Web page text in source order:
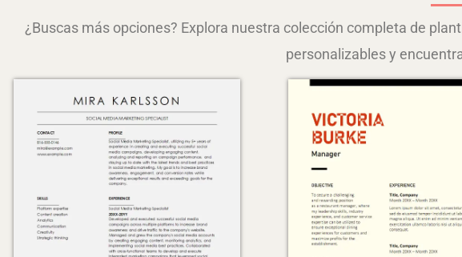
¿Buscas más opciones? Explora nuestra colección completa de
personalizables y